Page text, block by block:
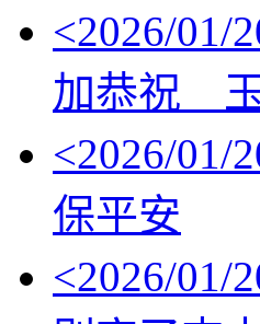
<2026/01/
加恭祝 玉
<2026/01/
保平安
<2026/01/